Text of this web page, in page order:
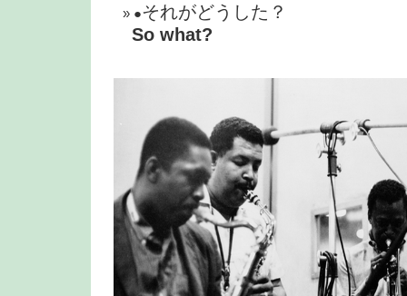
●それがどうした？
So what?